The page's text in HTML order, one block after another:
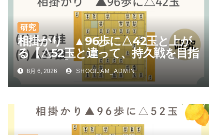
研究
相掛かり ▲96歩に△42玉と上が
る【△52玉と違って、持久戦を目指
しやすい】
8月 6, 2026 SHOGIJAM_ADMIN